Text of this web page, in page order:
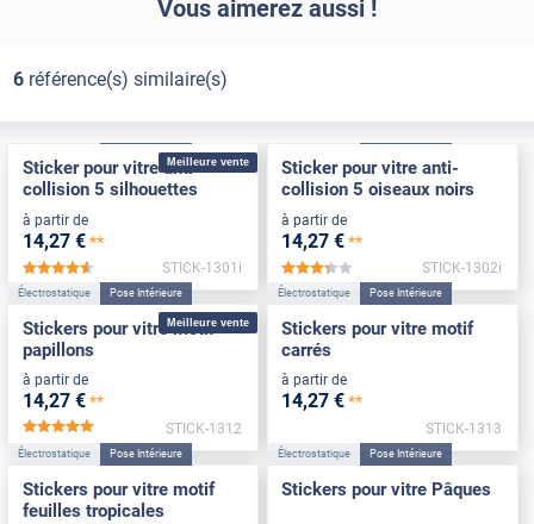
Vous aimerez aussi !
6référence(s) similaire(s)
Meilleure vente
Sticker pour vitre anti-
collision 5 silhouettes
à partir de
14,27 € **
*****
STICK-1301i
Sticker pour vitre anti-
collision 5 oiseaux noirs
à partir de
14,27 €**
*****
STICK-1302i
Meilleure vente
Électrostatique Pose Intérieure
Stickers pour vitre motif
papillons
à partir de
14,27 € **
STICK-1312
Électrostatique Pose Intérieure
Stickers pour vitre motif
carrés
à partir de
14,27 €**
STICK-1313
Électrostatique Pose Intérieure
Stickers pour vitre motif
feuilles tropicales
Électrostatique Pose Intérieure
Stickers pour vitre Pâques